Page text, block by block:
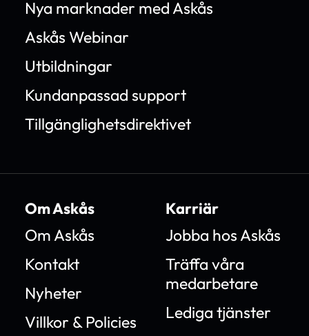
Nya marknader med Askås
Askås Webinar
Utbildningar
Kundanpassad support
Tillgänglighetsdirektivet
Om Askås
Om Askås
Kontakt
Nyheter
Villkor & Policies
Karriär
Jobba hos Askås
Träffa våra
medarbetare
Lediga tjänster